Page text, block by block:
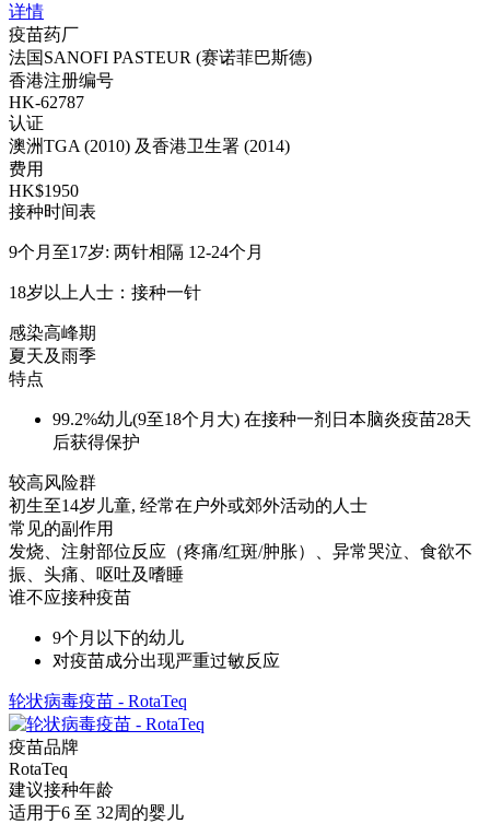
详情
疫苗药厂
法国SANOFI PASTEUR (赛诺菲巴斯德)
香港注册编号
HK-62787
认证
澳洲TGA (2010) 及香港卫生署 (2014)
费用
HK$1950
接种时间表
9个月至17岁: 两针相隔 12-24个月
18岁以上人士：接种一针
感染高峰期
夏天及雨季
特点
99.2%幼儿(9至18个月大) 在接种一剂日本脑炎疫苗28天
后获得保护
较高风险群
初生至14岁儿童, 经常在户外或郊外活动的人士
常见的副作用
发烧、注射部位反应（疼痛/红斑/肿胀）、异常哭泣、食欲不
振、头痛、呕吐及嗜睡
谁不应接种疫苗
9个月以下的幼儿
对疫苗成分出现严重过敏反应
轮状病毒疫苗 - RotaTeq
疫苗品牌
RotaTeq
建议接种年龄
适用于6 至 32周的婴儿